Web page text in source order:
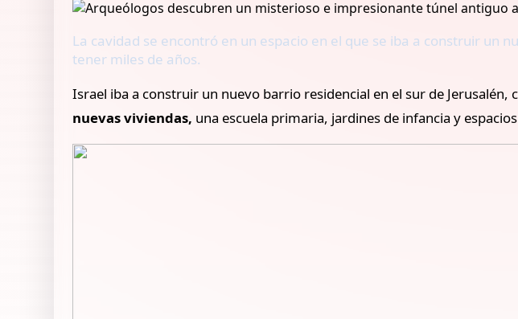
La cavidad se encontró en un espacio en el que se iba a construir un
tener miles de años.
Israel iba a construir un nuevo barrio residencial en el sur de
nuevas viviendas, una escuela primaria, jardines de infancia y